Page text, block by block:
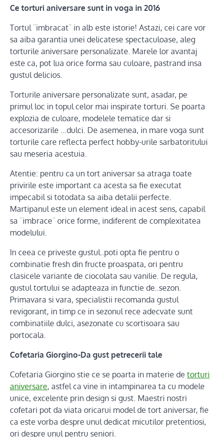
Ce torturi aniversare sunt in voga in 2016
Tortul ¨imbracat¨ in alb este istorie! Astazi, cei care vor
sa aiba garantia unei delicatese spectaculoase, aleg
torturile aniversare personalizate. Marele lor avantaj
este ca, pot lua orice forma sau culoare, pastrand insa
gustul delicios.
Torturile aniversare personalizate sunt, asadar, pe
primul loc in topul celor mai inspirate torturi. Se poarta
explozia de culoare, modelele tematice dar si
accesorizarile …dulci. De asemenea, in mare voga sunt
torturile care reflecta perfect hobby-urile sarbatoritului
sau meseria acestuia.
Atentie: pentru ca un tort aniversar sa atraga toate
privirile este important ca acesta sa fie executat
impecabil si totodata sa aiba detalii perfecte.
Martipanul este un element ideal in acest sens, capabil
sa ¨imbrace¨ orice forme, indiferent de complexitatea
modelului.
In ceea ce priveste gustul..poti opta fie pentru o
combinatie fresh din fructe proaspata, ori pentru
clasicele variante de ciocolata sau vanilie. De regula,
gustul tortului se adapteaza in functie de..sezon.
Primavara si vara, specialistii recomanda gustul
revigorant, in timp ce in sezonul rece adecvate sunt
combinatiile dulci, asezonate cu scortisoara sau
portocala.
Cofetaria Giorgino-Da gust petrecerii tale
Cofetaria Giorgino stie ce se poarta in materie de torturi
aniversare, astfel ca vine in intampinarea ta cu modele
unice, excelente prin design si gust. Maestri nostri
cofetari pot da viata oricarui model de tort aniversar, fie
ca este vorba despre unul dedicat micutilor pretentiosi,
ori despre unul pentru seniori.